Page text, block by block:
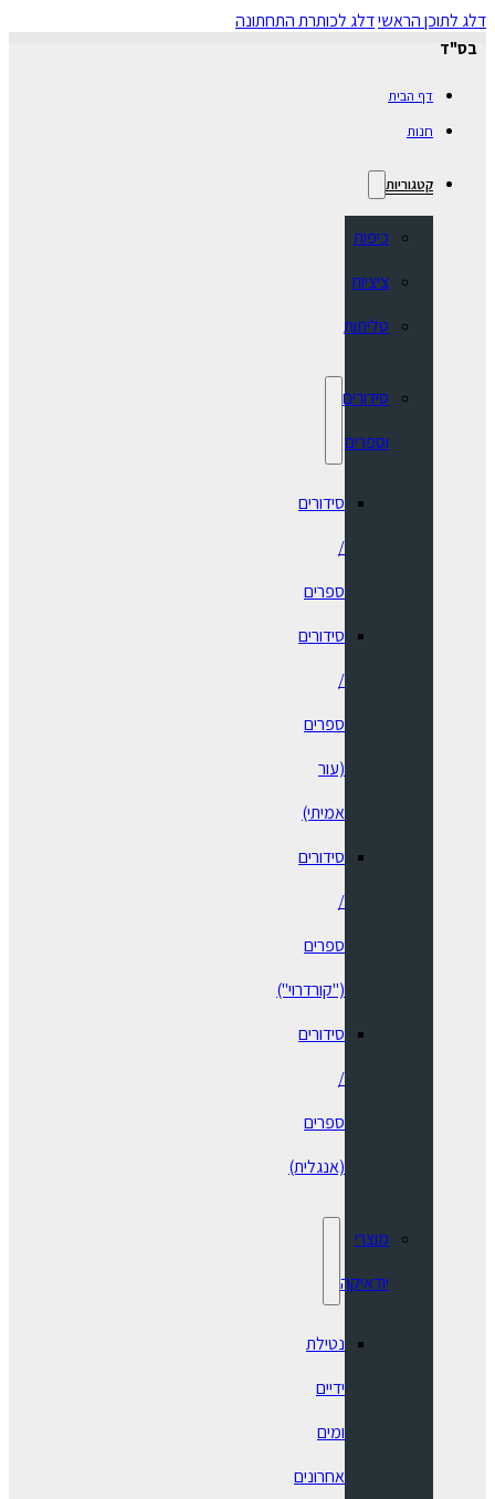
דלג לתוכן הראשידלג לכותרת התחתונה
בס"ד
דף הבית
חנות
קטגוריות
כיפות
ציציות
טליתות
סידורים
וספרים
סידורים
/
ספרים
⁠סידורים
/
ספרים
(עור
אמיתי)
סידורים
/
ספרים
("קורדרוי")
סידורים
/
ספרים
(אנגלית)
מוצרי
יודאיקה
נטילת
ידיים
ומים
אחרונים